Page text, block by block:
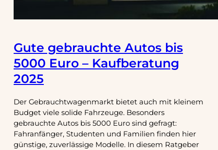
Gute gebrauchte Autos bis
5000 Euro – Kaufberatung
2025
Der Gebrauchtwagenmarkt bietet auch mit kleinem
Budget viele solide Fahrzeuge. Besonders
gebrauchte Autos bis 5000 Euro sind gefragt:
Fahranfänger, Studenten und Familien finden hier
günstige, zuverlässige Modelle. In diesem Ratgeber